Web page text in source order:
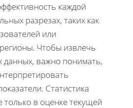
каждой
разрезах, таких как
или
Чтобы извлечь
данных, важно понимать,
Статистика
в оценке текущей